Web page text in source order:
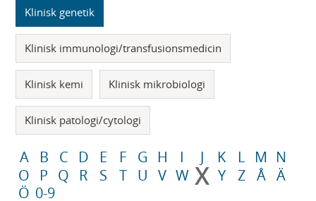
Klinisk genetik
Klinisk immunologi/transfusionsmedicin
Klinisk kemi Klinisk mikrobiologi
Klinisk patologi/cytologi
A B C D E F G H I J K L M N
O
P Q R S T U V W X Y Z Å Ä
Ö 0-9